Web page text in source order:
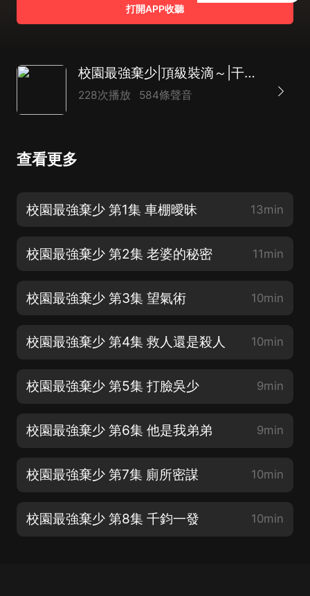
打開APP收聽
校園最強棄少|頂級裝滴～|干架賊煞楞|多播
228次播放 584條聲音
查看更多
校園最強棄少 第1集 車棚曖昧 13min
校園最強棄少 第2集 老婆的秘密 11min
校園最強棄少 第3集 望氣術 10min
校園最強棄少 第4集 救人還是殺人 10min
校園最強棄少 第5集 打臉吳少 9min
校園最強棄少 第6集 他是我弟弟 9min
校園最強棄少 第7集 廁所密謀 10min
校園最強棄少 第8集 千鈞一發 10min